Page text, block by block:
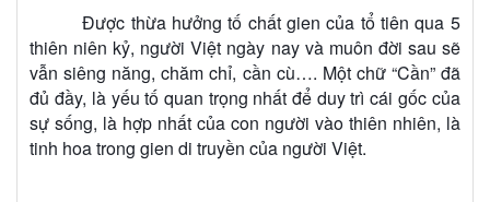
Được thừa hưởng tố chất gien của tổ tiên qua 5
thiên niên kỷ, người Việt ngày nay và muôn đời sau sẽ
vẫn siêng năng, chăm chỉ, cần cù…. Một chữ “Cần” đã
đủ đầy, là yếu tố quan trọng nhất để duy trì cái gốc của
sự sống, là hợp nhất của con người vào thiên nhiên, là
tinh hoa trong gien di truyền của người Việt.